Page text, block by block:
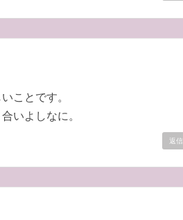
ことです。
いよしなに。
返信